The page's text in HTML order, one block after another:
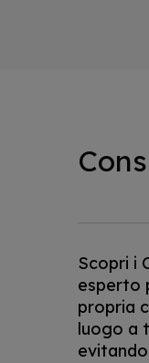
Scopri i
esperto
propria
luogo a